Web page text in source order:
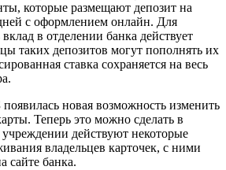
которые размещают депозит на
с оформлением онлайн. Для
в отделении банка действует
таких депозитов могут пополнять их
ставка сохраняется на весь
новая возможность изменить
Теперь это можно сделать в
действуют некоторые
владельцев карточек, с ними
сайте банка.